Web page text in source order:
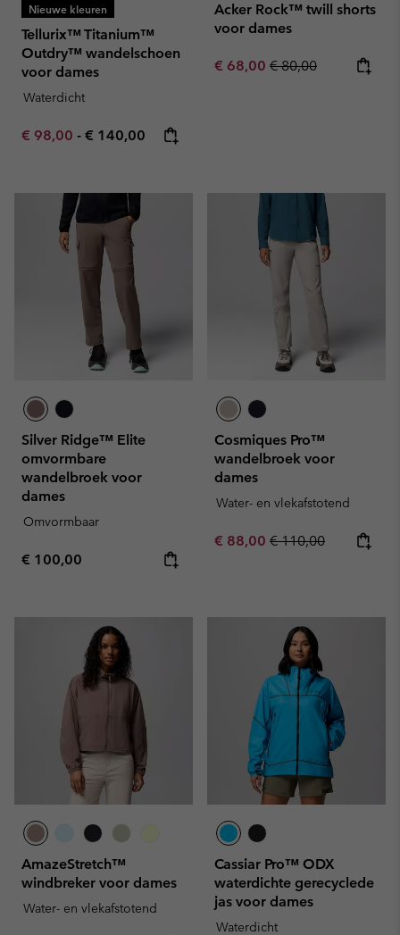
Nieuwe kleuren
Tellurix™ Titanium™
Outdry™ wandelschoen
voor dames
Waterdicht
Minimum sale price:
€ 98,00 - Maximum price:
€ 140,00
Acker Rock™ twill shorts
voor dames
Sale price:
€ 68,00 Regular price:
€ 80,00
Silver Ridge™ Elite
omvormbare
wandelbroek voor
dames
Omvormbaar
Regular price:
€ 100,00
Cosmiques Pro™
wandelbroek voor
dames
Water- en vlekafstotend
Sale price:
€ 88,00 Regular price:
€ 110,00
AmazeStretch™
windbreker voor dames
Water- en vlekafstotend
Cassiar Pro™ ODX
waterdichte gerecyclede
jas voor dames
Waterdicht